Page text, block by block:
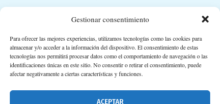
Gestionar consentimiento
Para ofrecer las mejores experiencias, utilizamos tecnologías como las cookies para
almacenar y/o acceder a la información del dispositivo. El consentimiento de estas
tecnologías nos permitirá procesar datos como el comportamiento de navegación o las
identificaciones únicas en este sitio. No consentir o retirar el consentimiento, puede
afectar negativamente a ciertas características y funciones.
ACEPTAR